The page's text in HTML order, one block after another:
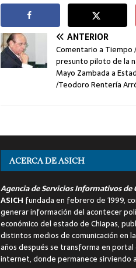
ANTERIOR
Comentario a Tiempo
presunto piloto de la
Mayo Zambada a
/Teodoro Rentería
ACERCA DE ASICH
Agencia de Servicios Informativos de
ASICH fundada en febrero de 1999,
generar información del acontecer
económico del estado de Chiapas,
distintos medios de comunicación en
años después se transforma en portal
internet, donde permanece sirviendo